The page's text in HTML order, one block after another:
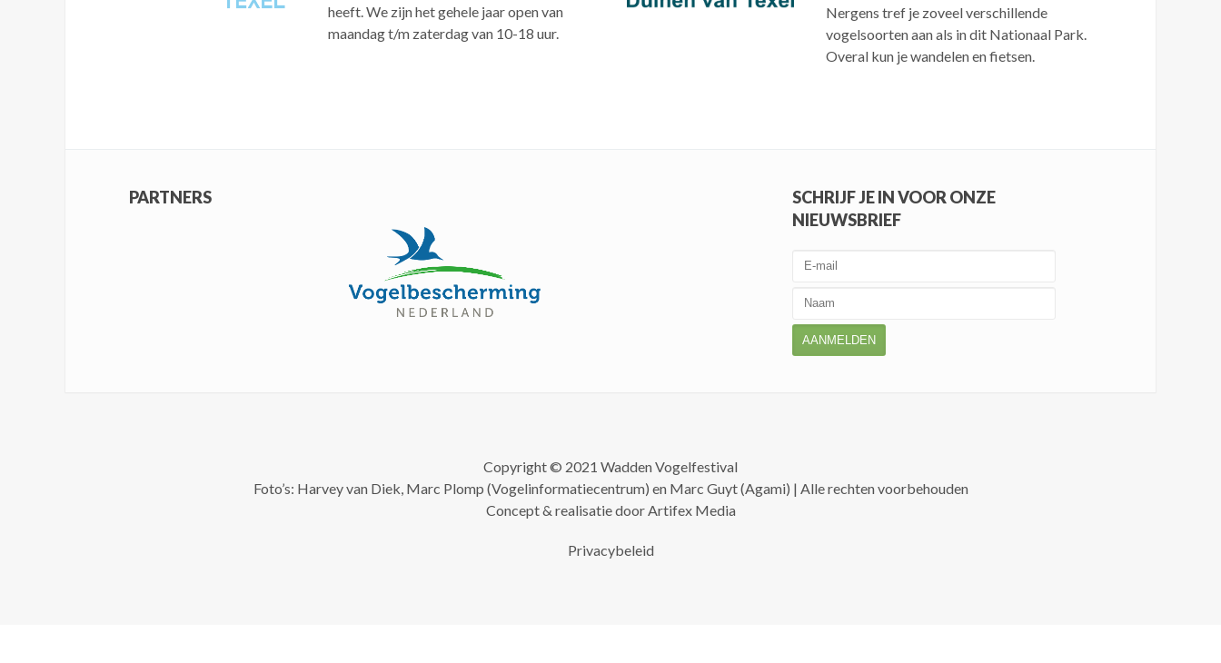
heeft. We zijn het gehele jaar open van
maandag t/m zaterdag van 10-18 uur.
Nergens tref je zoveel verschillende
vogelsoorten aan als in dit Nationaal Park.
Overal kun je wandelen en fietsen.
PARTNERS
SCHRIJF JE IN VOOR ONZE
NIEUWSBRIEF
AANMELDEN
Copyright © 2021 Wadden Vogelfestival
Foto’s: Harvey van Diek, Marc Plomp (Vogelinformatiecentrum) en Marc Guyt (Agami) | Alle rechten voorbehouden
Concept & realisatie doorArtifex Media
Privacybeleid